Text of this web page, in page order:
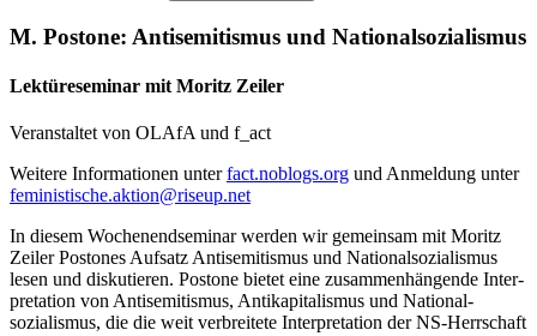
M. Postone: Anti­semitismus und National­sozialismus
Lektüreseminar mit Moritz Zeiler
Veranstaltet von OLAfA und f_act
Weitere Informationen unterfact.noblogs.org und Anmeldung unter
feministische.aktion@riseup.net
In diesem Wochenend­seminar werden wir gemeinsam mit Moritz
Zeiler Postones Aufsatz Anti­semitismus und National­sozialismus
lesen und diskutieren. Postone bietet eine zusammen­hängende Inter­
pretation von Anti­semitismus, Anti­kapitalismus und National­
sozialismus, die die weit verbreitete Inter­pretation der NS-Herrschaft